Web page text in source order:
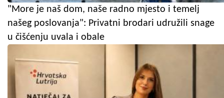
"More je naš dom, naše radno mjesto i temelj
našeg poslovanja": Privatni brodari udružili snage
u čišćenju uvala i obale